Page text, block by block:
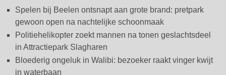
Spelen bij Beelen ontsnapt aan grote brand: pretpark
gewoon open na nachtelijke schoonmaak
Politiehelikopter zoekt mannen na tonen geslachtsdeel
in Attractiepark Slagharen
Bloederig ongeluk in Walibi: bezoeker raakt vinger kwijt
in waterbaan